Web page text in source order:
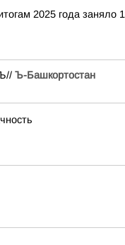
2025 года заняло
Ъ-Башкортостан